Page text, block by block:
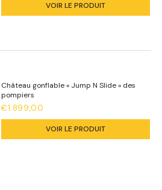
VOIR LE PRODUIT
Château gonflable « Jump N Slide » des
pompiers
€1.899,00
VOIR LE PRODUIT